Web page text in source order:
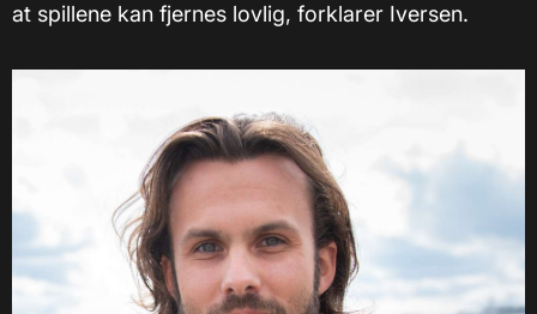
at spillene kan fjernes lovlig, forklarer Iversen.